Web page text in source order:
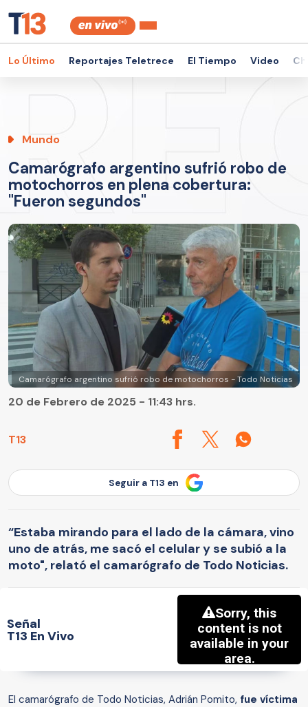
Lo Último Reportajes Teletrece El Tiempo Video
Mundo
Camarógrafo argentino sufrió robo de
motochorros en plena cobertura:
"Fueron segundos"
Camarógrafo argentino sufrió robo de motochorros - Todo Noticias
T13
20 de Febrero de 2025 - 11:43 hrs.
Seguir a T13 en
“Estaba mirando para el lado de la cámara, vino
uno de atrás, me sacó el celular y se subió a la
moto", relató el camarógrafo de Todo Noticias.
Señal
T13 En Vivo
El camarógrafo de Todo Noticias, Adrián Pomito, fue víctima